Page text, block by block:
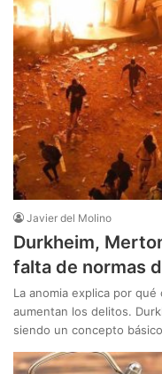
Javier del Molino
Durkheim,
falta de normas
La anomia explica por
aumentan los delitos.
siendo un concepto